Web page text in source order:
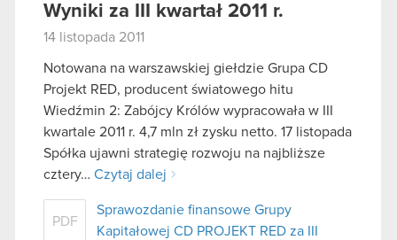
Wyniki za III kwartał 2011 r.
14 listopada 2011
Notowana na warszawskiej giełdzie Grupa CD
Projekt RED, producent światowego hitu
Wiedźmin 2: Zabójcy Królów wypracowała w III
kwartale 2011 r. 4,7 mln zł zysku netto. 17 listopada
Spółka ujawni strategię rozwoju na najbliższe
cztery… Czytaj dalej
PDF
Sprawozdanie finansowe Grupy
Kapitałowej CD PROJEKT RED za III